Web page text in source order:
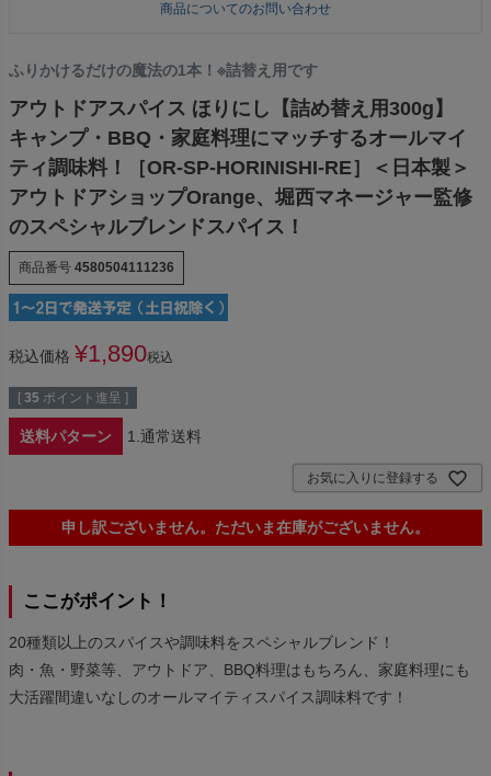
商品についてのお問い合わせ
ふりかけるだけの魔法の1本！※詰替え用です
アウトドアスパイス ほりにし【詰め替え用300g】
キャンプ・BBQ・家庭料理にマッチするオールマイ
ティ調味料！［OR-SP-HORINISHI-RE］＜日本製＞
アウトドアショップOrange、堀西マネージャー監修
のスペシャルブレンドスパイス！
商品番号 4580504111236
税込価格 ¥1,890税込
[ 35 ポイント進呈 ]
送料パターン 1.通常送料
お気に入りに登録する
申し訳ございません。ただいま在庫がございません。
ここがポイント！
20種類以上のスパイスや調味料をスペシャルブレンド！
肉・魚・野菜等、アウトドア、BBQ料理はもちろん、家庭料理にも
大活躍間違いなしのオールマイティスパイス調味料です！